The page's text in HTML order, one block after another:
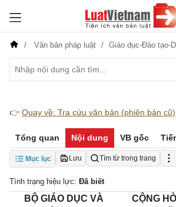
Văn bản pháp luật Giáo dục-Đào tạo-
👉 Quay về: Tra cứu văn bản (phiên bản cũ)
Tổng quan Nội dung VB gốc
Mục lục Lưu Tìm từ trong trang
Tình trạng hiệu lực: Đã biết
BỘ GIÁO DỤC VÀ
CỘNG